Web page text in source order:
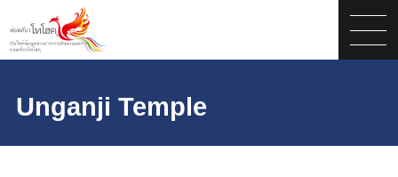
Unganji Temple